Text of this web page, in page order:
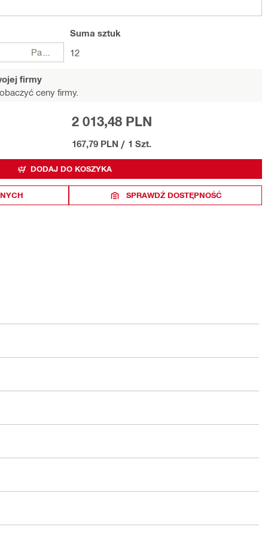
Suma sztuk
12
firmy
ceny firmy.
2 013,48 PLN
167,79 PLN / 1 Szt.
DODAJ DO KOSZYKA
SPRAWDŹ DOSTĘPNOŚĆ